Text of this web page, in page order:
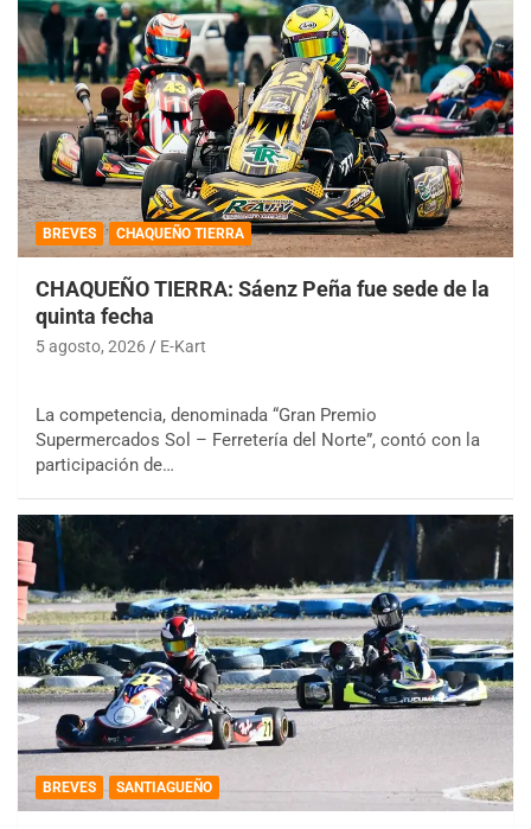
BREVES CHAQUEÑO TIERRA
CHAQUEÑO TIERRA: Sáenz Peña fue sede de la
quinta fecha
5 agosto, 2026 E-Kart
La competencia, denominada “Gran Premio
Supermercados Sol – Ferretería del Norte”, contó con la
participación de…
BREVES SANTIAGUEÑO